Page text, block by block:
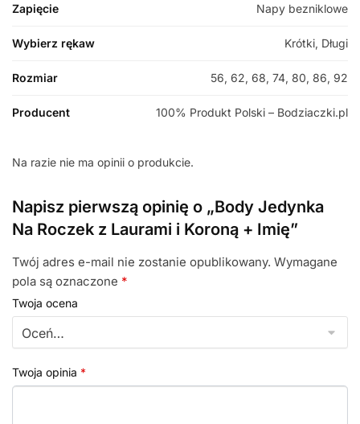
Zapięcie Napy bezniklowe
Wybierz rękaw Krótki, Długi
Rozmiar 56, 62, 68, 74, 80, 86, 92
Producent 100% Produkt Polski – Bodziaczki.pl
Na razie nie ma opinii o produkcie.
Napisz pierwszą opinię o „Body Jedynka
Na Roczek z Laurami i Koroną + Imię”
Twój adres e-mail nie zostanie opublikowany. Wymagane
pola są oznaczone *
Twoja ocena
Twoja opinia *